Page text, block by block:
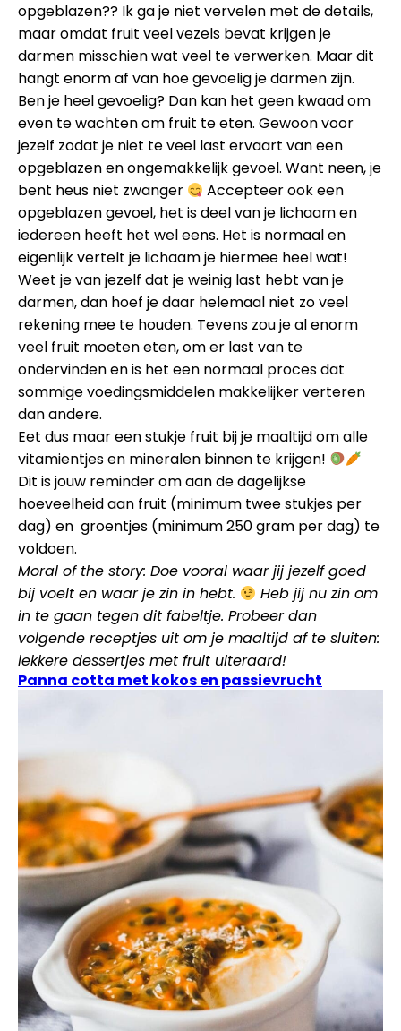
opgeblazen?? Ik ga je niet vervelen met de details,
maar omdat fruit veel vezels bevat krijgen je
darmen misschien wat veel te verwerken. Maar dit
hangt enorm af van hoe gevoelig je darmen zijn.
Ben je heel gevoelig? Dan kan het geen kwaad om
even te wachten om fruit te eten. Gewoon voor
jezelf zodat je niet te veel last ervaart van een
opgeblazen en ongemakkelijk gevoel. Want neen, je
bent heus niet zwanger
Accepteer ook een
opgeblazen gevoel, het is deel van je lichaam en
iedereen heeft het wel eens. Het is normaal en
eigenlijk vertelt je lichaam je hiermee heel wat!
Weet je van jezelf dat je weinig last hebt van je
darmen, dan hoef je daar helemaal niet zo veel
rekening mee te houden. Tevens zou je al enorm
veel fruit moeten eten, om er last van te
ondervinden en is het een normaal proces dat
sommige voedingsmiddelen makkelijker verteren
dan andere.
Eet dus maar een stukje fruit bij je maaltijd om alle
vitamientjes en mineralen binnen te krijgen!
Dit is jouw reminder om aan de dagelijkse
hoeveelheid aan fruit (minimum twee stukjes per
dag) en groentjes (minimum 250 gram per dag) te
voldoen.
Moral of the story: Doe vooral waar jij jezelf goed
bij voelt en waar je zin in hebt.
Heb jij nu zin om
in te gaan tegen dit fabeltje. Probeer dan
volgende receptjes uit om je maaltijd af te sluiten:
lekkere dessertjes met fruit uiteraard!
Panna cotta met kokos en passievrucht